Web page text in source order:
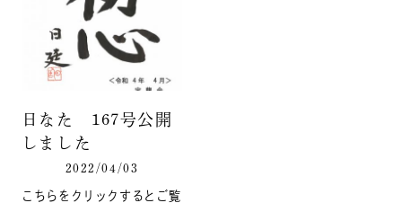
日なた 167号公開
しました
2022/04/03
こちらをクリックするとご覧